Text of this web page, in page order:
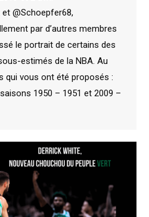
@Schoepfer68,
par d’autres membres
le portrait de certains des
estimés de la NBA. Au
qui vous ont été proposés :
1950 – 1951 et 2009 –